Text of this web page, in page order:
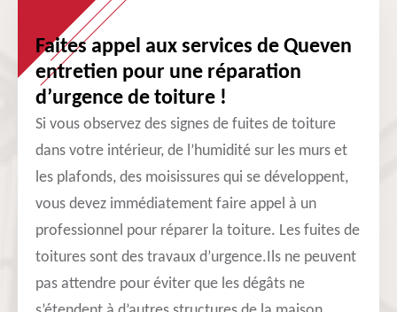
Faites appel aux services de Queven
entretien pour une réparation
d’urgence de toiture !
Si vous observez des signes de fuites de toiture
dans votre intérieur, de l’humidité sur les murs et
les plafonds, des moisissures qui se développent,
vous devez immédiatement faire appel à un
professionnel pour réparer la toiture. Les fuites de
toitures sont des travaux d’urgence.Ils ne peuvent
pas attendre pour éviter que les dégâts ne